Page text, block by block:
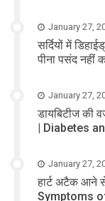
January 27,
सर्दियों में
पीना पसंद नहीं
January 27,
डायबिटीज की
| Diabetes
January 27,
हार्ट अटैक आने
Symptoms